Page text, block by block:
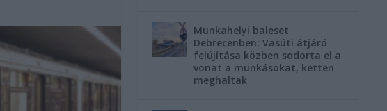
Munkahelyi baleset
Debrecenben: Vasúti átjáró
felújítása közben sodorta el a
vonat a munkásokat, ketten
meghaltak